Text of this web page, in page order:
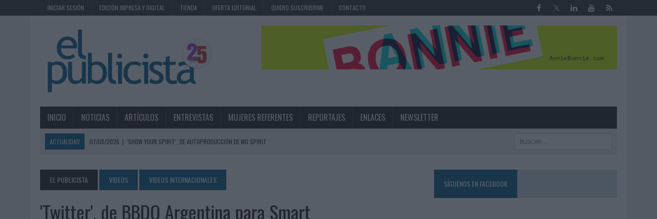
INICIAR SESIÓN EDICIÓN IMPRESA Y DIGITAL TIENDA OFERTA EDITORIAL QUIERO SUSCRIBIRME CONTACTO
INICIO NOTICIAS ARTÍCULOS ENTREVISTAS MUJERES REFERENTES REPORTAJES ENLACES NEWSLETTER
ACTUALIDAD 07/08/2026 | ‘SHOW YOUR SPIRIT’, DE AUTOPRODUCCIÓN DE MG SPIRIT
07/08/2026 | MG SPIRIT RELANZA SU MARCA CON UNA ESTRATEGIA 360º CENTRADA EN EL ORIGEN BARCELONÉS
07/08/2026
PATRÓN CONVIERTE EL NUEVO SINGLE DE ARÓN PIPER EN UNA EXPERIENCIA DE MARCA EN IBIZA
EL PUBLICISTA VIDEOS VIDEOS INTERNACIONALES
'Twitter', de BBDO Argentina para Smart
SÍGUENOS EN FACEBOOK